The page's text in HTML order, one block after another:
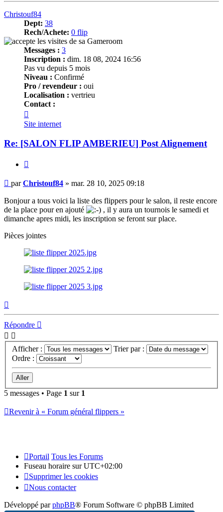
Christouf84
Dept: 38
Rech/Achete: 0 flip
Messages : 3
Inscription : dim. 18 08, 2024 16:56
Pas vu depuis 5 mois
Niveau : Confirmé
Pro / revendeur : oui
Localisation : vertrieu
Contact :
Christouf84
Site internet
Re: [SALON FLIP AMBERIEU] Post Alignement
Message
parChristouf84 » mar. 28 10, 2025 09:18
Bonjour a tous voici la liste des flippers pour le salon, il reste encore
de la place pour en ajouté
, il y aura un tournois le samedi et
dimanche apres midi, les inscription se feront sur place.
Pièces jointes
Répondre
Afficher :
Trier par :
Ordre :
5 messages • Page 1 sur 1
Revenir à « Forum général flippers »
Portail Tous les Forums
Fuseau horaire surUTC+02:00
Supprimer les cookies
Nous contacter
Développé parphpBB® Forum Software © phpBB Limited